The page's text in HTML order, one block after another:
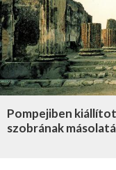
Pompejiben
szobrának